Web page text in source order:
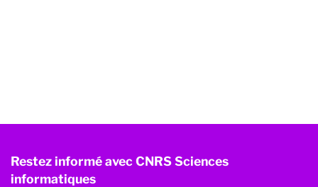
Restez informé avec CNRS Sciences
informatiques